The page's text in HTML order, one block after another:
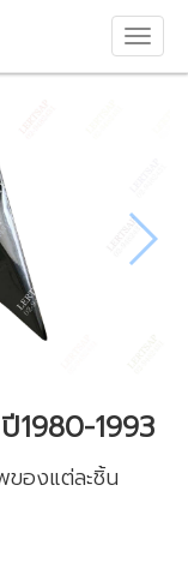
1980-1993
องแต่ละชิ้น